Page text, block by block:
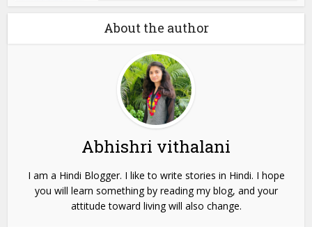
About the author
Abhishri vithalani
I am a Hindi Blogger. I like to write stories in Hindi. I hope
you will learn something by reading my blog, and your
attitude toward living will also change.